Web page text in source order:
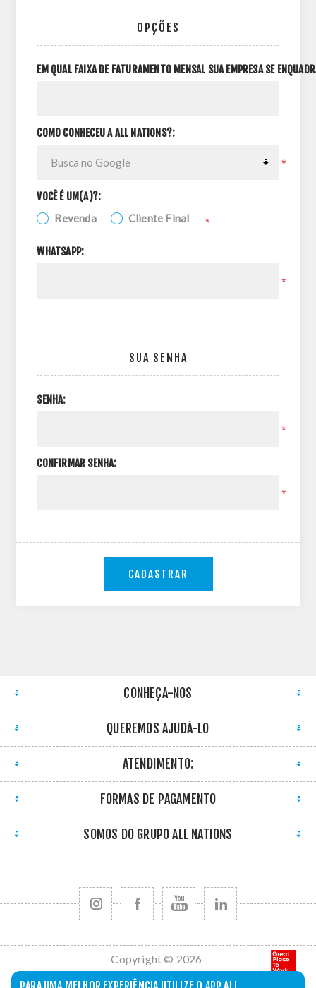
OPÇÕES
EM QUAL FAIXA DE FATURAMENTO MENSAL SUA EMPRESA SE
COMO CONHECEU A ALL NATIONS?:
*
VOCÊ É UM(A)?:
Revenda Cliente Final *
WHATSAPP:
*
SUA SENHA
SENHA:
*
CONFIRMAR SENHA:
*
CADASTRAR
CONHEÇA-NOS
QUEREMOS AJUDÁ-LO
ATENDIMENTO:
FORMAS DE PAGAMENTO
SOMOS DO GRUPO ALL NATIONS
Copyright © 2026
All Nations. Todos